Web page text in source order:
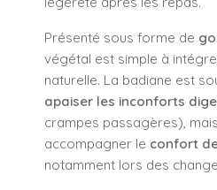
Présenté sous forme de
végétal est simple à
naturelle. La badiane est
apaiser les inconforts
crampes passagères),
accompagner le confort
notamment lors des